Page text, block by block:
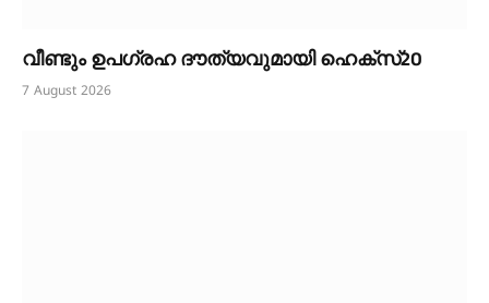
വീണ്ടും ഉപഗ്രഹ ദൗത്യവുമായി ഹെക്സ്20
7 August 2026